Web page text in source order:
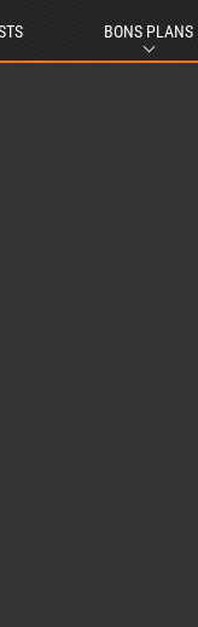
BONS PLANS